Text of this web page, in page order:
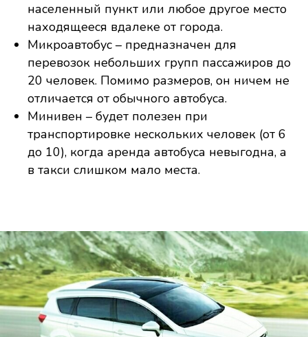
населенный пункт или любое другое место
находящееся вдалеке от города.
Микроавтобус – предназначен для
перевозок небольших групп пассажиров до
20 человек. Помимо размеров, он ничем не
отличается от обычного автобуса.
Минивен – будет полезен при
транспортировке нескольких человек (от 6
до 10), когда аренда автобуса невыгодна, а
в такси слишком мало места.